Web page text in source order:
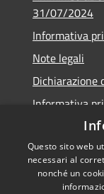
31/07/2024
Informativa
Note legali
Dichiarazione
Informativa
Questo sito web
necessari al
nonché un